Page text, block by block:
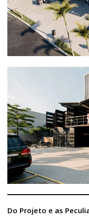
Do Projeto e as